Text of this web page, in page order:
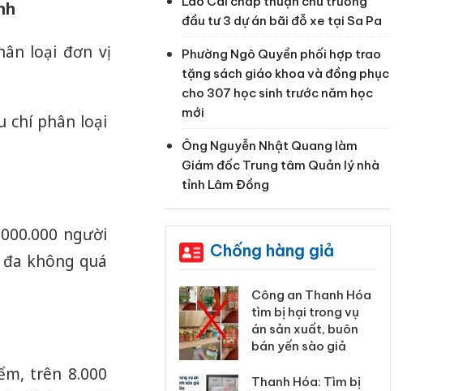
loại đơn vị
chí phân loại
người
không quá
trên 8.000
đầu tư 3 dự án bãi đỗ xe tại Sa Pa
Phường Ngô Quyền phối hợp trao
tặng sách giáo khoa và đồng phục
cho 307 học sinh trước năm học
mới
Ông Nguyễn Nhật Quang làm
Giám đốc Trung tâm Quản lý nhà
tỉnh Lâm Đồng
Chống hàng giả
Thanh Hóa: Tìm bị
Lào Cai xử lý 83 vụ vi
phạm thương mại
trong tháng 7
Hưng Yên: Xử lý 6 hộ